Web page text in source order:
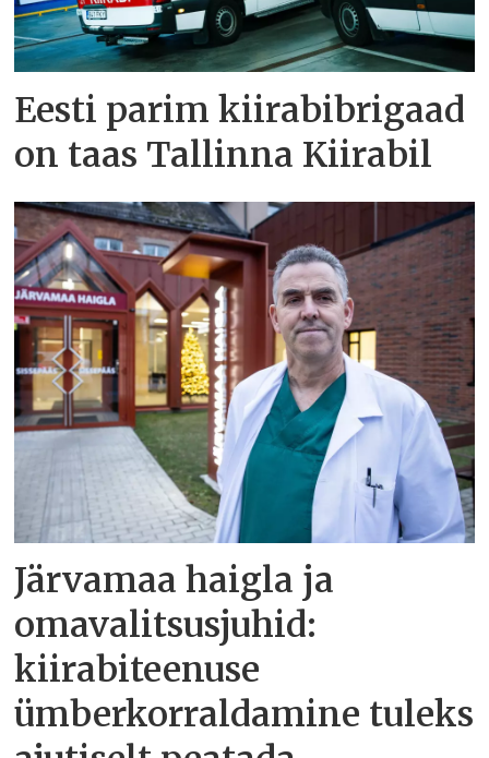
Eesti parim kiirabibrigaad
on taas Tallinna Kiirabil
Järvamaa haigla ja
omavalitsusjuhid:
kiirabiteenuse
ümberkorraldamine tuleks